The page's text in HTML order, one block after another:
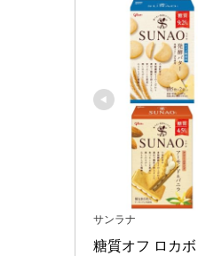
サンラナ
糖質オフ ロカ